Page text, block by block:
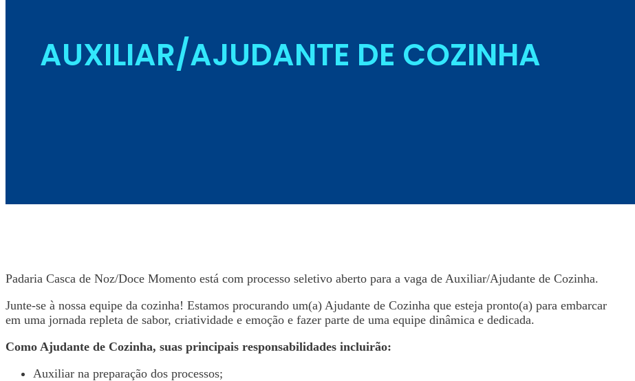
AUXILIAR/AJUDANTE DE COZINHA
Padaria Casca de Noz/Doce Momento está com processo seletivo aberto para a vaga de Auxiliar/Ajudante de Cozinha.
Junte-se à nossa equipe da cozinha! Estamos procurando um(a) Ajudante de Cozinha que esteja pronto(a) para embarcar
em uma jornada repleta de sabor, criatividade e emoção e fazer parte de uma equipe dinâmica e dedicada.
Como Ajudante de Cozinha, suas principais responsabilidades incluirão:
Auxiliar na preparação dos processos;